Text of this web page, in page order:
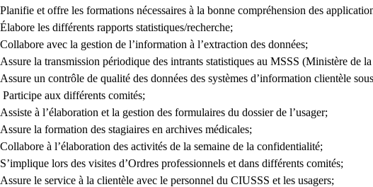
Planifie et offre les formations nécessaires à la bonne compréhension des
Élabore les différents rapports statistiques/recherche;
Collabore avec la gestion de l’information à l’extraction des données;
Assure la transmission périodique des intrants statistiques au MSSS (Ministère de
Assure un contrôle de qualité des données des systèmes d’information clientèle
Participe aux différents comités;
Assiste à l’élaboration et la gestion des formulaires du dossier de l’usager;
Assure la formation des stagiaires en archives médicales;
Collabore à l’élaboration des activités de la semaine de la confidentialité;
S’implique lors des visites d’Ordres professionnels et dans différents comités;
Assure le service à la clientèle avec le personnel du CIUSSS et les usagers;